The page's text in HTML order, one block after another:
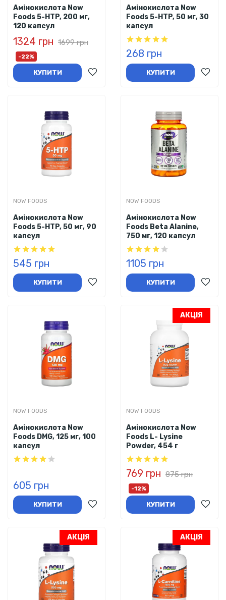
Амінокислота Now
Foods 5-HTP, 200 мг,
120 капсул
1324 грн 1699 грн
-22%
КУПИТИ
Амінокислота Now
Foods 5-HTP, 50 мг, 30
капсул
268 грн
КУПИТИ
NOW FOODS
Амінокислота Now
Foods 5-HTP, 50 мг, 90
капсул
545 грн
КУПИТИ
NOW FOODS
Амінокислота Now
Foods Beta Alanine,
750 мг, 120 капсул
1105 грн
КУПИТИ
NOW FOODS
Амінокислота Now
Foods DMG, 125 мг, 100
капсул
605 грн
КУПИТИ
АКЦІЯ
NOW FOODS
Амінокислота Now
Foods L- Lysine
Powder, 454 г
769 грн 875 грн
-12%
КУПИТИ
АКЦІЯ АКЦІЯ